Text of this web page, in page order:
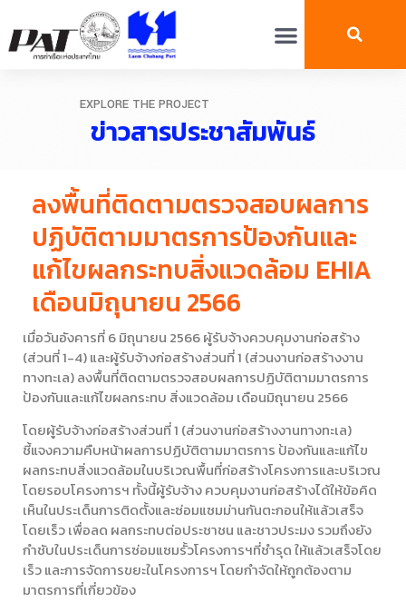
EXPLORE THE PROJECT
ข่าวสารประชาสัมพันธ์
ลงพื้นที่ติดตามตรวจสอบผลการ
ปฏิบัติตามมาตรการป้องกันและ
แก้ไขผลกระทบสิ่งแวดล้อม EHIA
เดือนมิถุนายน 2566
เมื่อวันอังคารที่ 6 มิถุนายน 2566 ผู้รับจ้างควบคุมงานก่อสร้าง
(ส่วนที่ 1-4) และผู้รับจ้างก่อสร้างส่วนที่ 1 (ส่วนงานก่อสร้างงาน
ทางทะเล) ลงพื้นที่ติดตามตรวจสอบผลการปฏิบัติตามมาตรการ
ป้องกันและแก้ไขผลกระทบ สิ่งแวดล้อม เดือนมิถุนายน 2566
โดยผู้รับจ้างก่อสร้างส่วนที่ 1 (ส่วนงานก่อสร้างงานทางทะเล)
ชี้แจงความคืบหน้าผลการปฏิบัติตามมาตรการ ป้องกันและแก้ไข
ผลกระทบสิ่งแวดล้อมในบริเวณพื้นที่ก่อสร้างโครงการและบริเวณ
โดยรอบโครงการฯ ทั้งนี้ผู้รับจ้าง ควบคุมงานก่อสร้างได้ให้ข้อคิด
เห็นในประเด็นการติดตั้งและซ่อมแซมม่านกันตะกอนให้แล้วเสร็จ
โดยเร็ว เพื่อลด ผลกระทบต่อประชาชน และชาวประมง รวมถึงยัง
กำชับในประเด็นการซ่อมแซมรั้วโครงการฯที่ชำรุด ให้แล้วเสร็จโดย
เร็ว และการจัดการขยะในโครงการฯ โดยกำจัดให้ถูกต้องตาม
มาตรการที่เกี่ยวข้อง